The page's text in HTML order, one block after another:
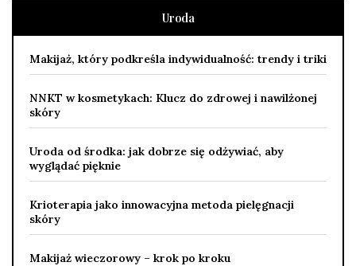
Uroda
Makijaż, który podkreśla indywidualność: trendy i triki
NNKT w kosmetykach: Klucz do zdrowej i nawilżonej
skóry
Uroda od środka: jak dobrze się odżywiać, aby
wyglądać pięknie
Krioterapia jako innowacyjna metoda pielęgnacji
skóry
Makijaż wieczorowy – krok po kroku